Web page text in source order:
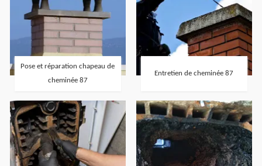
Pose et réparation chapeau de
cheminée 87
Entretien de cheminée 87